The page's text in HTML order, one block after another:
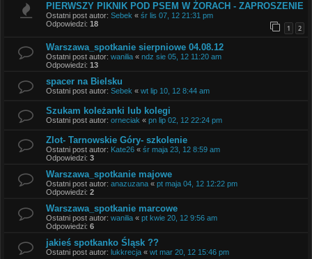
PIERWSZY PIKNIK POD PSEM W ŻORACH - ZAPROSZENIE
Ostatni post autor: Sebek « śr lis 07, 12 21:31 pm
Odpowiedzi: 18 1 2
Warszawa_spotkanie sierpniowe 04.08.12
Ostatni post autor: wanilia « ndz sie 05, 12 11:20 am
Odpowiedzi: 13
spacer na Bielsku
Ostatni post autor: Sebek « wt lip 10, 12 8:44 am
Szukam koleżanki lub kolegi
Ostatni post autor: orneciak « pn lip 02, 12 22:24 pm
Zlot- Tarnowskie Góry- szkolenie
Ostatni post autor: Kate26 « śr maja 23, 12 8:59 am
Odpowiedzi: 3
Warszawa_spotkanie majowe
Ostatni post autor: anazuzana « pt maja 04, 12 12:22 pm
Odpowiedzi: 2
Warszawa_spotkanie marcowe
Ostatni post autor: wanilia « pt kwie 20, 12 9:56 am
Odpowiedzi: 6
jakieś spotkanko Śląsk ??
Ostatni post autor: lukkrecja « wt mar 20, 12 15:46 pm